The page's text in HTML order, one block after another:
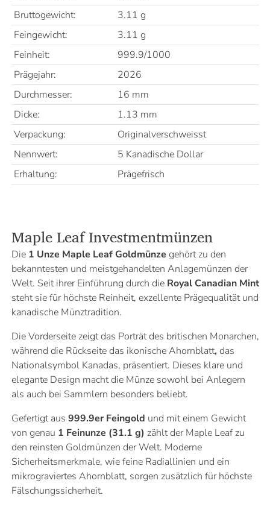
Bruttogewicht:
3.11 g
Feingewicht:
3.11 g
Feinheit:
999.9/1000
Prägejahr:
2026
Durchmesser:
16 mm
Dicke:
1.13 mm
Verpackung:
Originalverschweisst
Nennwert:
5 Kanadische Dollar
Erhaltung:
Prägefrisch
Maple Leaf Investmentmünzen
Die 1 Unze Maple Leaf Goldmünze gehört zu den
bekanntesten und meistgehandelten Anlagemünzen der
Welt. Seit ihrer Einführung durch die Royal Canadian Mint
steht sie für höchste Reinheit, exzellente Prägequalität und
kanadische Münztradition.
Die Vorderseite zeigt das Porträt des britischen Monarchen,
während die Rückseite das ikonische Ahornblatt, das
Nationalsymbol Kanadas, präsentiert. Dieses klare und
elegante Design macht die Münze sowohl bei Anlegern
als auch bei Sammlern besonders beliebt.
Gefertigt aus 999.9er Feingold und mit einem Gewicht
von genau 1 Feinunze (31.1 g) zählt der Maple Leaf zu
den reinsten Goldmünzen der Welt. Moderne
Sicherheitsmerkmale, wie feine Radiallinien und ein
mikrograviertes Ahornblatt, sorgen zusätzlich für höchste
Fälschungssicherheit.